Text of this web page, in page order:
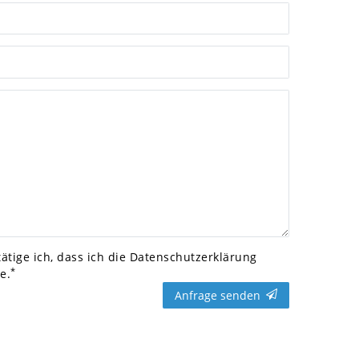
ich, dass ich die Daten­schutz­erklärung
*
Anfrage senden